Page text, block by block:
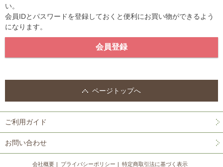
い。
会員IDとパスワードを登録しておくと便利にお買い物ができるよう
になります。
ページトップへ
ご利用ガイド
お問い合わせ
会社概要 プライバシーポリシー 特定商取引法に基づく表示